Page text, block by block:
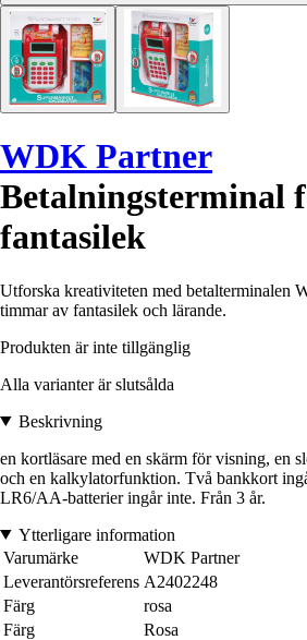
WDK Partner
Betalningsterminal
fantasilek
Utforska kreativiteten med betalterminalen
timmar av fantasilek och lärande.
Produkten är inte tillgänglig
Alla varianter är slutsålda
Beskrivning
en kortläsare med en skärm för visning, en
och en kalkylatorfunktion. Två bankkort
LR6/AA-batterier ingår inte. Från 3 år.
Ytterligare information
Varumärke
WDK Partner
Leverantörsreferens A2402248
Färg
rosa
Färg
Rosa